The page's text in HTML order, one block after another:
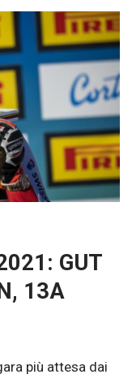
GUT
13A
più attesa dai